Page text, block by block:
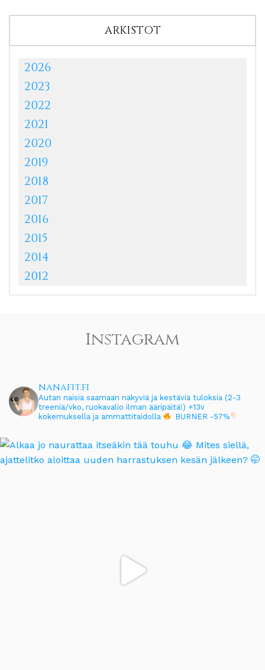
ARKISTOT
2026
2023
2022
2021
2020
2019
2018
2017
2016
2015
2014
2012
Instagram
nanafit.fi
Autan naisia saamaan näkyviä ja kestäviä tuloksia (2-3
treeniä/vko, ruokavalio ilman ääripäitä!) +13v
kokemuksella ja ammattitaidolla
BURNER -57%